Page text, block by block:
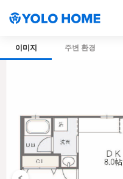
이미지 주변 환경